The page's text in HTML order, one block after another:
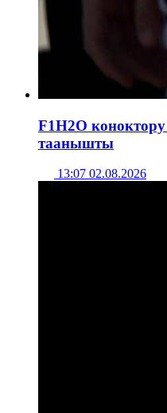
F1H2O
таанышты
13:07 02.08.2026